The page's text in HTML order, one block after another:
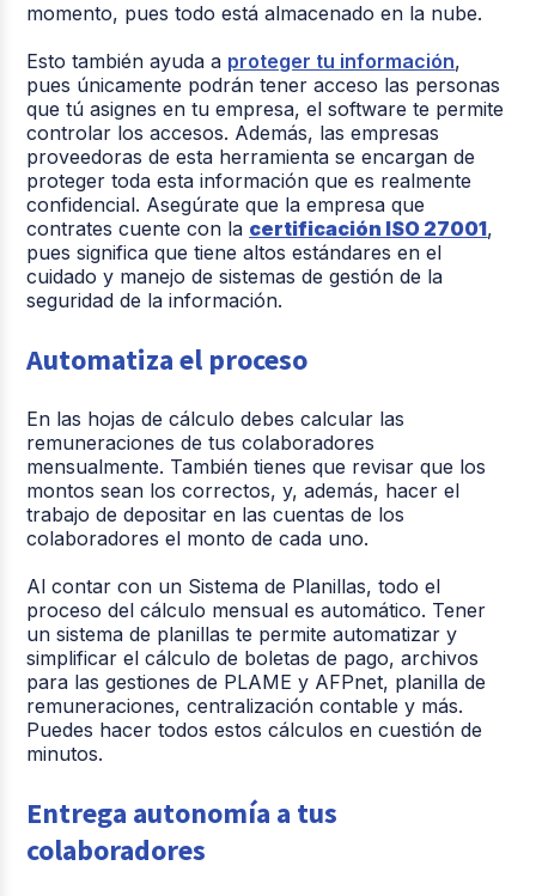
momento, pues todo está almacenado en la nube.
Esto también ayuda a proteger tu información,
pues únicamente podrán tener acceso las personas
que tú asignes en tu empresa, el software te permite
controlar los accesos. Además, las empresas
proveedoras de esta herramienta se encargan de
proteger toda esta información que es realmente
confidencial. Asegúrate que la empresa que
contrates cuente con la certificación ISO 27001,
pues significa que tiene altos estándares en el
cuidado y manejo de sistemas de gestión de la
seguridad de la información.
Automatiza el proceso
En las hojas de cálculo debes calcular las
remuneraciones de tus colaboradores
mensualmente. También tienes que revisar que los
montos sean los correctos, y, además, hacer el
trabajo de depositar en las cuentas de los
colaboradores el monto de cada uno.
Al contar con un Sistema de Planillas, todo el
proceso del cálculo mensual es automático. Tener
un sistema de planillas te permite automatizar y
simplificar el cálculo de boletas de pago, archivos
para las gestiones de PLAME y AFPnet, planilla de
remuneraciones, centralización contable y más.
Puedes hacer todos estos cálculos en cuestión de
minutos.
Entrega autonomía a tus
colaboradores